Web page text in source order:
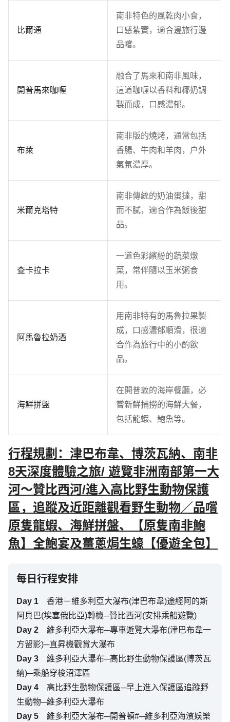
比爾通
南非特色的風乾肉小食，
口感紮實，適合邊旅行邊
品嚐。
開普馬來咖喱
融合了馬來和南非風味，
這道咖喱以香料和椰奶調
製而成，口感濃郁。
布萊
南非版的燒烤，通常包括
香腸、牛肉和羊肉，戶外
氣氛濃厚。
米爾克塔特
南非傳統的奶油蛋撻，甜
而不膩，適合作為飯後甜
品。
查卡拉卡
一道色彩繽紛的蔬菜燉
菜，常伴隨以玉米粥食
用。
阿馬魯拉奶酒
用南非特有的馬魯拉果製
成，口感濃郁順滑，很適
合作為旅行中的小酌飲
品。
海鮮拼盤
在開普敦的海岸餐廳，必
嘗新鮮捕撈的海鮮大餐，
包括龍蝦、鮑魚等。
行程規劃：津巴布韋、博茨瓦納、南非
8天深度體驗之旅/ 遊覽非洲南部第一大
河～贊比西河/進入高比野生動物保護
區，追蹤及近距離觀看野生動物／品嚐
原隻龍蝦、海鮮拼盤、【原隻南非鮑
魚】全鮑宴及薑蔥焗生蠔【優遊全包】
每日行程安排
Day 1
香港－維多利亞大瀑布(津巴布韋)途經阿的斯
阿貝巴(埃塞俄比亞)轉機─贊比西河(安排乘船遊覽)
Day 2
維多利亞大瀑布─專車遊覽大瀑布(津巴布韋一
方留影)─直昇機觀賞大瀑布
Day 3
維多利亞大瀑布─高比野生動物保護區(博茨瓦
納)─乘船穿梭沼澤區
Day 4
高比野生動物保護區─早上進入保護區追蹤野
生動物─維多利亞大瀑布
Day 5
維多利亞大瀑布─開普頓#─維多利亞海濱娛樂